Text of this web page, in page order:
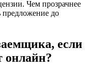
Чем прозрачнее
предложение до
если
онлайн?